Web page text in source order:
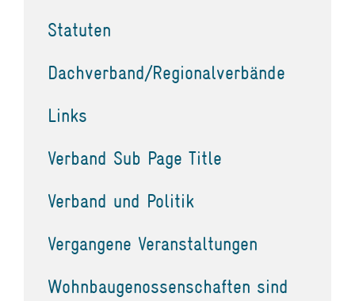
Statuten
Dachverband/Regionalverbände
Links
Verband Sub Page Title
Verband und Politik
Vergangene Veranstaltungen
Wohnbaugenossenschaften sind